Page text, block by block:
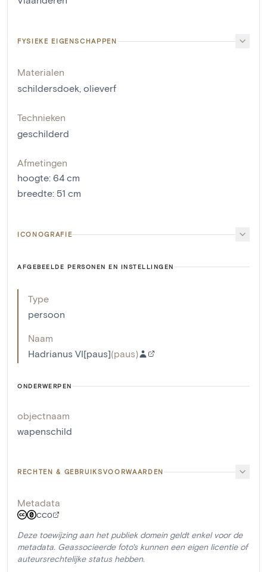
FYSIEKE EIGENSCHAPPEN
Materialen
schildersdoek, olieverf
Technieken
geschilderd
Afmetingen
hoogte: 64 cm
breedte: 51 cm
ICONOGRAFIE
AFGEBEELDE PERSONEN EN INSTELLINGEN
Type
persoon
Naam
Hadrianus VI[paus](paus)
ONDERWERPEN
objectnaam
wapenschild
RECHTEN & GEBRUIKSVOORWAARDEN
Metadata
CC0
Deze toewijzing aan het publiek domein geldt enkel voor de
metadata. Geassocieerde foto's kunnen een eigen licentie of
auteursrechtelijke status hebben.